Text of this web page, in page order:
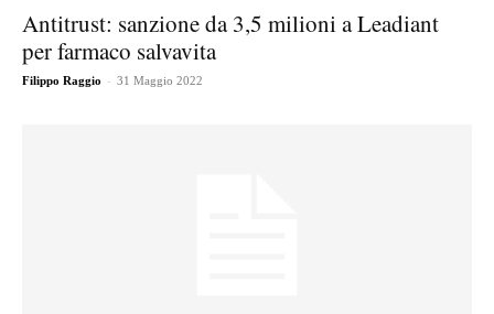
Antitrust: sanzione da 3,5 milioni a Leadiant
per farmaco salvavita
Filippo Raggio - 31 Maggio 2022